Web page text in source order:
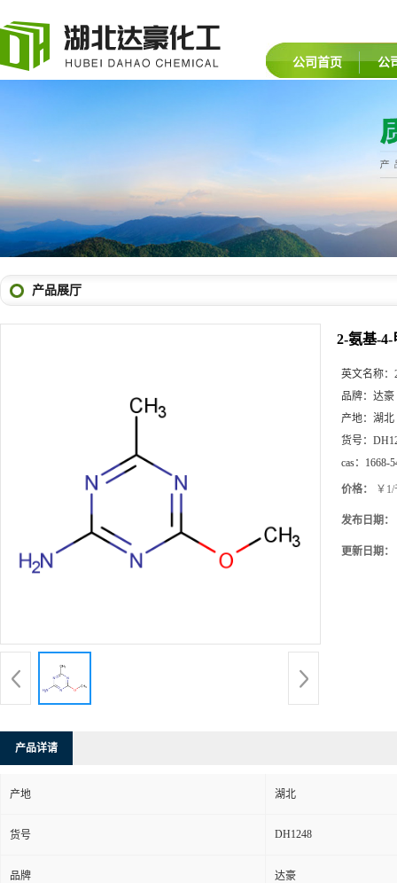
公司首页 公
产品展厅
2-氨基-4-
英文名称：
品牌： 达豪
产地： 湖北
货号：
cas： 1668-
价格： ￥
发布日期：
更新日期：
产品详请
产地 湖北
货号 DH1248
品牌 达豪